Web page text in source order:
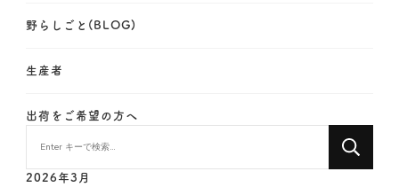
野らしごと(BLOG)
生産者
出荷をご希望の方へ
か
2026年3月